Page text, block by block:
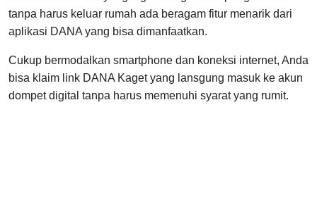
tanpa harus keluar rumah ada beragam fitur menarik dari
aplikasi DANA yang bisa dimanfaatkan.
Cukup bermodalkan smartphone dan koneksi internet, Anda
bisa klaim link DANA Kaget yang lansgung masuk ke akun
dompet digital tanpa harus memenuhi syarat yang rumit.